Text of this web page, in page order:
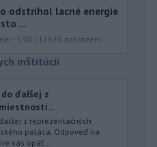
odstrihol lacné energie
...
- SSD | 12676 zobrazení
inštitúcií
ďalšej z
z reprezentačných
paláca. Odpoveď na
vás opäť...